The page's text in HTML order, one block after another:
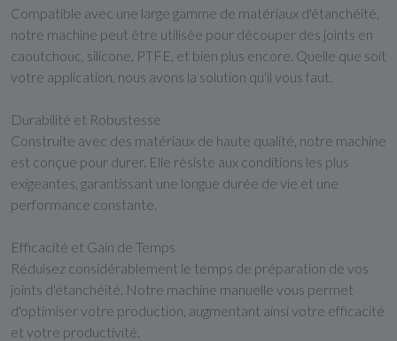
Compatible avec une large gamme de matériaux d'étanchéité,
notre machine peut être utilisée pour découper des joints en
caoutchouc, silicone, PTFE, et bien plus encore. Quelle que soit
votre application, nous avons la solution qu'il vous faut.
Durabilité et Robustesse
Construite avec des matériaux de haute qualité, notre machine
est conçue pour durer. Elle résiste aux conditions les plus
exigeantes, garantissant une longue durée de vie et une
performance constante.
Efficacité et Gain de Temps
Réduisez considérablement le temps de préparation de vos
joints d'étanchéité. Notre machine manuelle vous permet
d'optimiser votre production, augmentant ainsi votre efficacité
et votre productivité.